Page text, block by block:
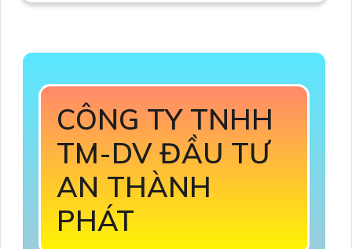
CÔNG TY TNHH
TM-DV ĐẦU TƯ
AN THÀNH
PHÁT